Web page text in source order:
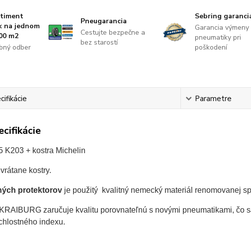
na jednom
m2
odber
Pneugarancia
Cestujte bezpečne a
bez starostí
Sebring
Garancia výmeny
pneumatiky pri
poškodení
Parametre
K203 + kostra Michelin
kostry.
protektorovje použitý kvalitný nemecký materiál renomovanej
zaručuje kvalitu porovnateľnú s novými pneumatikami, čo
indexu.